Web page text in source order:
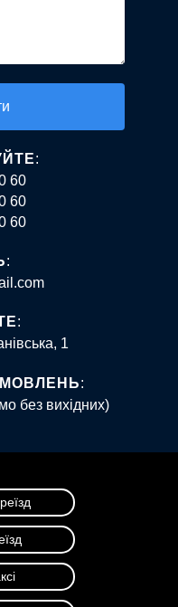
:
60
60
60
:
:
1
:
без вихідних)